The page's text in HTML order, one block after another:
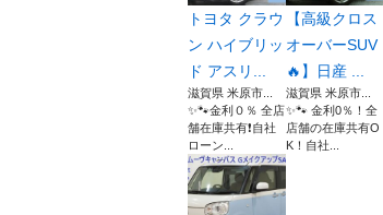
トヨタ クラウ
ン ハイブリッ
ド アスリ...
滋賀県 米原市...
✨🐾金利０％ 全店
舗在庫共有❗️自社
ローン...
【高級クロス
オーバーSUV
🔥】日産 ...
滋賀県 米原市...
✨🐾 金利0％！全
店舗の在庫共有O
K！自社...